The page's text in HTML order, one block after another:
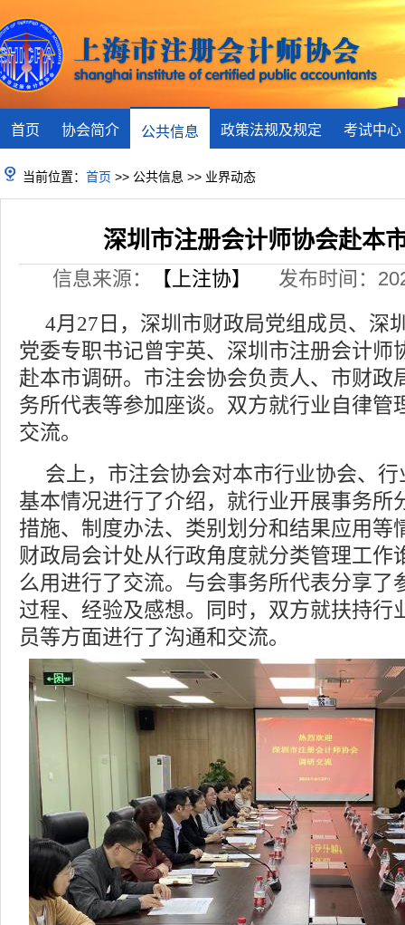
首页 协会简介 公共信息 政策法规及规定 考试中心
当前位置： 首页 >> 公共信息 >> 业界动态
深圳市注册会计师协会赴本
信息来源： 【上注协】
发布时间：
4月 27 日，深圳市财政局党组成员、深
党委专职书记曾宇英、深圳市注册会计师
赴本市调研。市注会协会负责人、市财政
务所代表等参加座谈。双方就行业自律管
交流。
会上，市注会协会对本市行业协会、
基本情况进行了介绍，就行业开展事务所
措施、制度办法、类别划分和结果应用等
财政局会计处从行政角度就分类管理工作
么用进行了交流。与会事务所代表分享了
过程、经验及感想。同时，双方就扶持行
员等方面进行了沟通和交流。